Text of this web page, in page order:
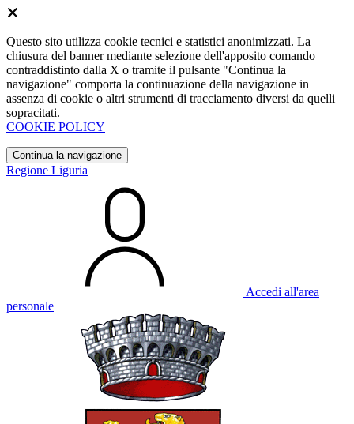
Questo sito utilizza cookie tecnici e statistici anonimizzati. La
chiusura del banner mediante selezione dell'apposito comando
contraddistinto dalla X o tramite il pulsante "Continua la
navigazione" comporta la continuazione della navigazione in
assenza di cookie o altri strumenti di tracciamento diversi da quelli
sopracitati.
COOKIE POLICY
Continua la navigazione
Regione Liguria
Accedi all'area
personale